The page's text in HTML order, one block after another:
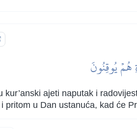
هُمۡ يُوقِنُونَ
kur’anski ajeti naputak i
pritom u Dan ustanuća, kad će